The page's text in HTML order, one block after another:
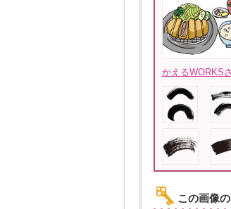
かえるWORKS
この画像